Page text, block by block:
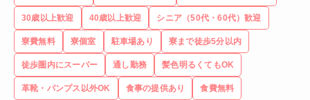
30歳以上歓迎 40歳以上歓迎 シニア（50代・60代）歓迎
寮費無料 寮個室 駐車場あり 寮まで徒歩5分以内
徒歩圏内にスーパー 通し勤務 髪色明るくてもOK
革靴・パンプス以外OK 食事の提供あり 食費無料